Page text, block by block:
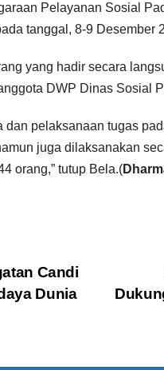
Pelayanan Sosial
tanggal, 8-9 Desember
yang hadir secara
DWP Dinas Sosial
dan pelaksanaan tugas
juga dilaksanakan
orang,” tutup Bela.(
Candi
Dunia